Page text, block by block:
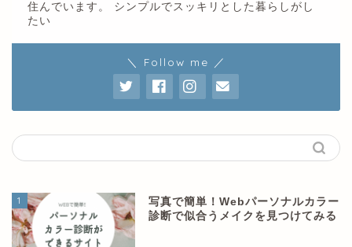
住んでいます。 シンプルでスッキリとした暮らしがし
たい
＼ Follow me ／
1
写真で簡単！Webパーソナルカラー
診断で似合うメイクを見つけてみる